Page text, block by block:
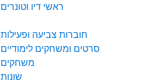
ראשי דיו וטונרים
חוברות צביעה ופעילות
סרטים ומשחקים לימודיים
משחקים
שונות